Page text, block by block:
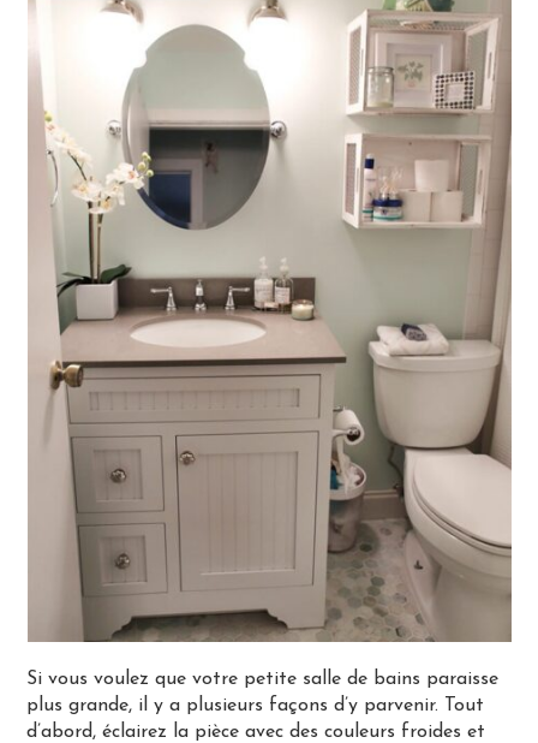
Si vous voulez que votre petite salle de bains paraisse
plus grande, il y a plusieurs façons d’y parvenir. Tout
d’abord, éclairez la pièce avec des couleurs froides et